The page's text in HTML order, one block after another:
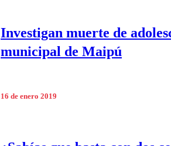
Investigan muerte de
municipal de Maipú
16 de enero 2019